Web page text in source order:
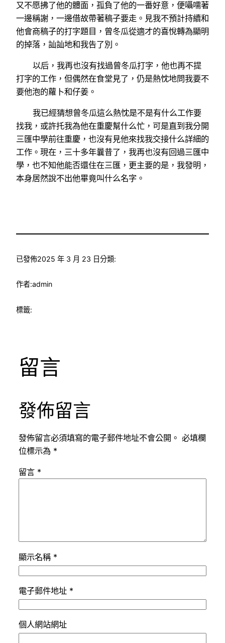
又不愿拂了他的體面，孤負了他的一番好意，便囁嚅著
一邊稱謝，一邊借故帶著稿子要走。見我不預計持續和
他會商稿子的打字題目，曾冬瓜從適才的喜悅轉為顯明
的掉落，訕訕地和我告了別。
以后，我再也沒有找過曾冬瓜打字，他也再不提
打字的工作，但偶然在食堂見了，仍是熱忱地問我要不
要他泡的蘿卜和仔姜。
我已經猜想曾冬瓜這么熱忱是不是有什么工作要
找我，或許托我為他在重慶幫什么忙，可是直到我分開
三匯中學前往重慶，也沒有見他來找我交接什么詳細的
工作。現在，三十多年曩昔了，我再也沒有回過三匯中
學，也不知他能否還住在三匯，更主要的是，我發明，
本身居然說不出他畢竟叫什么名字。
已發佈2025 年 3 月 23 日分類:
作者:admin
標籤:
留言
發佈留言
發佈留言必須填寫的電子郵件地址不會公開。 必填欄
位標示為 *
留言 *
顯示名稱 *
電子郵件地址 *
個人網站網址